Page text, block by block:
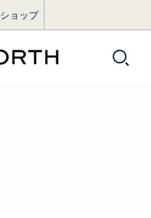
ョップ